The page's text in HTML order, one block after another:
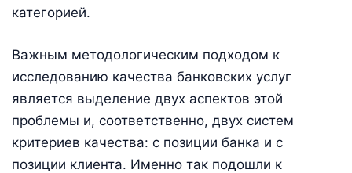
категорией.
Важным методологическим подходом к
исследованию качества банковских услуг
является выделение двух аспектов этой
проблемы и, соответственно, двух систем
критериев качества: с позиции банка и с
позиции клиента. Именно так подошли к